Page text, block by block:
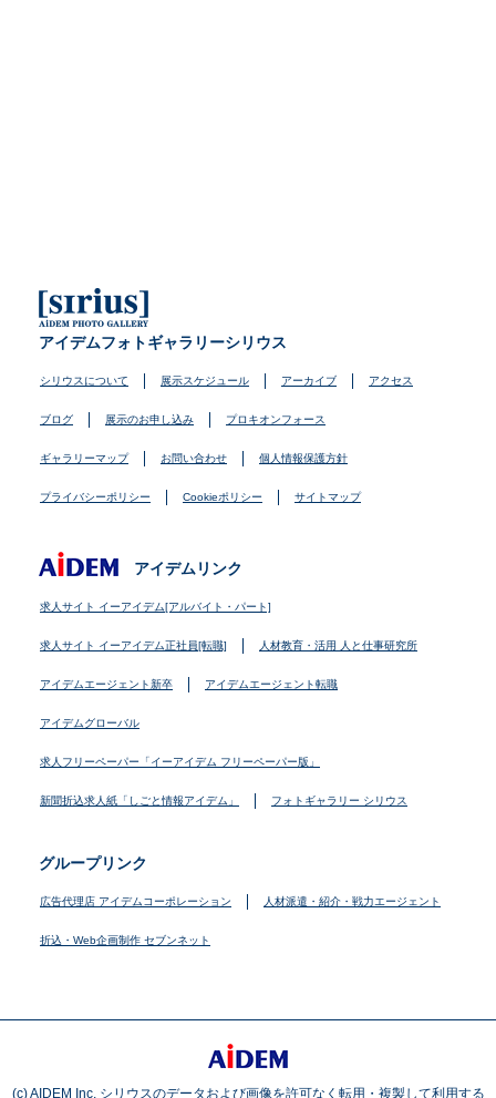
アイデムフォトギャラリーシリウス
シリウスについて 展示スケジュール アーカイブ アクセス
ブログ 展示のお申し込み プロキオンフォース
ギャラリーマップ お問い合わせ 個人情報保護方針
プライバシーポリシー Cookieポリシー サイトマップ
アイデムリンク
求人サイト イーアイデム[アルバイト・パート]
求人サイト イーアイデム正社員[転職] 人材教育・活用 人と仕事研究所
アイデムエージェント新卒 アイデムエージェント転職
アイデムグローバル
求人フリーペーパー「イーアイデム フリーペーパー版」
新聞折込求人紙「しごと情報アイデム」 フォトギャラリー シリウス
グループリンク
広告代理店 アイデムコーポレーション 人材派遣・紹介・戦力エージェント
折込・Web企画制作 セブンネット
(c) AIDEM Inc. シリウスのデータおよび画像を許可なく転用・複製して利用する